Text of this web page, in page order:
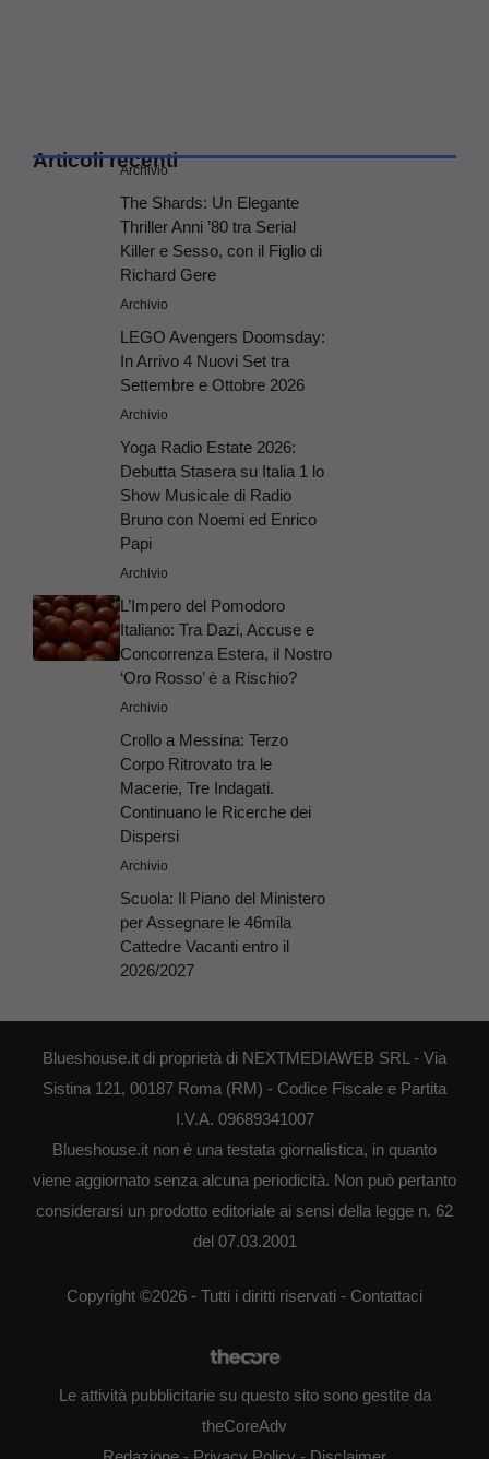
Articoli recenti
Archivio
The Shards: Un Elegante
Thriller Anni ’80 tra Serial
Killer e Sesso, con il Figlio di
Richard Gere
Archivio
LEGO Avengers Doomsday:
In Arrivo 4 Nuovi Set tra
Settembre e Ottobre 2026
Archivio
Yoga Radio Estate 2026:
Debutta Stasera su Italia 1 lo
Show Musicale di Radio
Bruno con Noemi ed Enrico
Papi
Archivio
L’Impero del Pomodoro
Italiano: Tra Dazi, Accuse e
Concorrenza Estera, il Nostro
‘Oro Rosso’ è a Rischio?
Archivio
Crollo a Messina: Terzo
Corpo Ritrovato tra le
Macerie, Tre Indagati.
Continuano le Ricerche dei
Dispersi
Archivio
Scuola: Il Piano del Ministero
per Assegnare le 46mila
Cattedre Vacanti entro il
2026/2027
Blueshouse.it di proprietà di NEXTMEDIAWEB SRL - Via
Sistina 121, 00187 Roma (RM) - Codice Fiscale e Partita
I.V.A. 09689341007
Blueshouse.it non è una testata giornalistica, in quanto
viene aggiornato senza alcuna periodicità. Non può pertanto
considerarsi un prodotto editoriale ai sensi della legge n. 62
del 07.03.2001
Copyright ©2026 - Tutti i diritti riservati - Contattaci
Le attività pubblicitarie su questo sito sono gestite da
theCoreAdv